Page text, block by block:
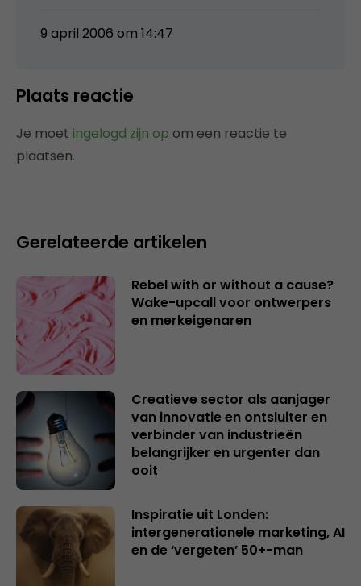
9 april 2006 om 14:47
Plaats reactie
Je moet ingelogd zijn op om een reactie te
plaatsen.
Gerelateerde artikelen
Rebel with or without a cause?
Wake-upcall voor ontwerpers
en merkeigenaren
Creatieve sector als aanjager
van innovatie en ontsluiter en
verbinder van industrieën
belangrijker en urgenter dan
ooit
Inspiratie uit Londen:
intergenerationele marketing, AI
en de ‘vergeten’ 50+-man